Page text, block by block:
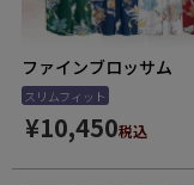
ファインブロッサム
スリムフィット
¥10,450税込